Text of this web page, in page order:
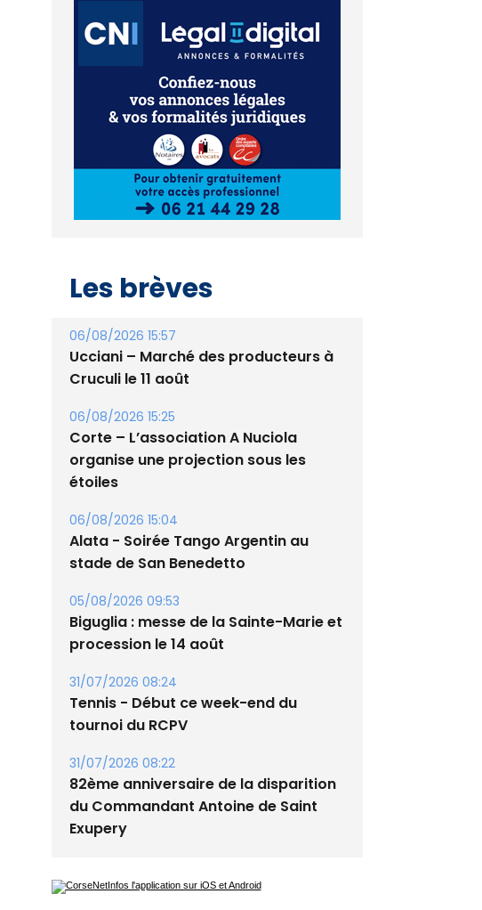
06/08/2026 15:57
Cruculi le 11 août
06/08/2026 15:25
organise une projection sous les
étoiles
06/08/2026 15:04
stade de San Benedetto
05/08/2026 09:53
procession le 14 août
31/07/2026 08:24
tournoi du RCPV
31/07/2026 08:22
du Commandant Antoine de Saint
Exupery